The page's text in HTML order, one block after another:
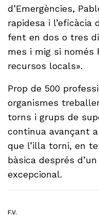
d’Emergències,
rapidesa i l’eficàcia
fent en dos o tres
mes i mig si només
recursos locals».
Prop de 500
organismes
torns i grups de
continua avançant
que l’illa torni, en
bàsica després
excepcional.
F.V.